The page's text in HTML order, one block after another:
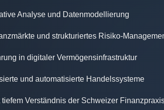
Analyse und Datenmodellierung
und strukturiertes Risiko-
in digitaler Vermögensinfrastruktur
und automatisierte Handelssysteme
Verständnis der Schweizer